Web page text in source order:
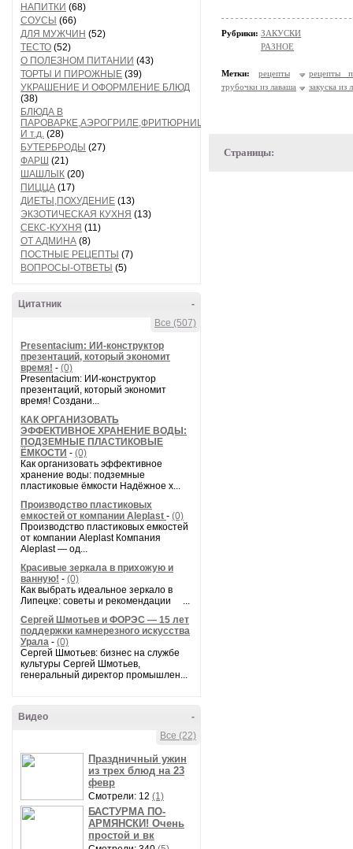
НАПИТКИ (68)
СОУСЫ (66)
ДЛЯ МУЖЧИН (52)
ТЕСТО (52)
О ПОЛЕЗНОМ ПИТАНИИ (43)
ТОРТЫ И ПИРОЖНЫЕ (39)
УКРАШЕНИЕ И ОФОРМЛЕНИЕ БЛЮД
(38)
БЛЮДА В
ПАРОВАРКЕ,АЭРОГРИЛЕ,ФРИТЮРНИЦЕ
И т.д. (28)
БУТЕРБРОДЫ (27)
ФАРШ (21)
ШАШЛЫК (20)
ПИЦЦА (17)
ДИЕТЫ,ПОХУДЕНИЕ (13)
ЭКЗОТИЧЕСКАЯ КУХНЯ (13)
СЕКС-КУХНЯ (11)
ОТ АДМИНА (8)
ПОСТНЫЕ РЕЦЕПТЫ (7)
ВОПРОСЫ-ОТВЕТЫ (5)
-
Цитатник
Все (507)
Presentacium: ИИ‑конструктор
презентаций, который экономит
время! - (0)
Presentacium: ИИ‑конструктор
презентаций, который экономит
время! Создани...
КАК ОРГАНИЗОВАТЬ
ЭФФЕКТИВНОЕ ХРАНЕНИЕ ВОДЫ:
ПОДЗЕМНЫЕ ПЛАСТИКОВЫЕ
ЁМКОСТИ - (0)
Как организовать эффективное
хранение воды: подземные
пластиковые ёмкости Надёжное х...
Производство пластиковых
емкостей от компании Aleplast - (0)
Производство пластиковых емкостей
от компании Aleplast Компания
Aleplast — од...
Красивые зеркала в прихожую и
ванную! - (0)
Как выбрать идеальное зеркало в
Липецке: советы и рекомендации ...
Сергей Шмотьев и ФОРЭС — 15 лет
поддержки камнерезного искусства
Урала - (0)
Сергей Шмотьев: бизнес на службе
культуры Сергей Шмотьев,
генеральный директор промышлен...
-
Видео
Все (22)
Праздничный ужин
из трех блюд на 23
февр
Смотрели: 12 (1)
БАСТУРМА ПО-
АРМЯНСКИ! Очень
простой и вк
Рубрики: ЗАКУСКИ
РАЗНОЕ
Метки: рецепты
рецепты
трубочки из лаваша
закуска из
Страницы: